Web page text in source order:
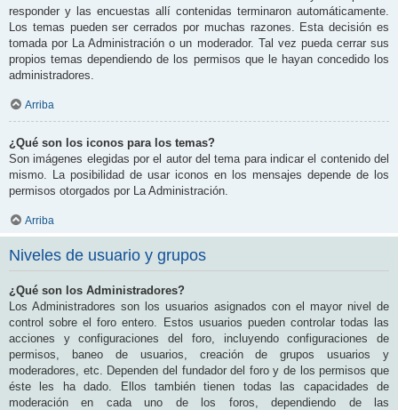
responder y las encuestas allí contenidas terminaron automáticamente.
Los temas pueden ser cerrados por muchas razones. Esta decisión es
tomada por La Administración o un moderador. Tal vez pueda cerrar sus
propios temas dependiendo de los permisos que le hayan concedido los
administradores.
Arriba
¿Qué son los iconos para los temas?
Son imágenes elegidas por el autor del tema para indicar el contenido del
mismo. La posibilidad de usar iconos en los mensajes depende de los
permisos otorgados por La Administración.
Arriba
Niveles de usuario y grupos
¿Qué son los Administradores?
Los Administradores son los usuarios asignados con el mayor nivel de
control sobre el foro entero. Estos usuarios pueden controlar todas las
acciones y configuraciones del foro, incluyendo configuraciones de
permisos, baneo de usuarios, creación de grupos usuarios y
moderadores, etc. Dependen del fundador del foro y de los permisos que
éste les ha dado. Ellos también tienen todas las capacidades de
moderación en cada uno de los foros, dependiendo de las